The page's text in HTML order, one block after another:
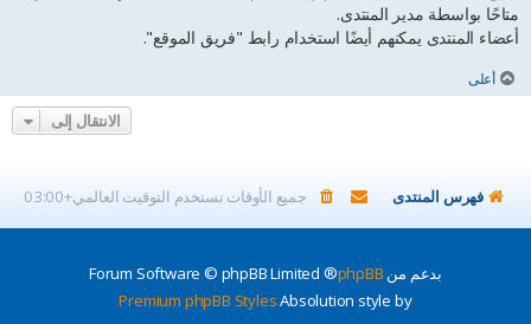
متاحًا بواسطة مدير المنتدى.
أعضاء المنتدى يمكنهم أيضًا استخدام رابط "فريق الموقع".
أعلى
الانتقال إلى
فهرس المنتدى جميع الأوقات تستخدم التوقيت العالمي+03:00
بدعم من phpBB
® Forum Software © phpBB Limited
Absolution style by
Premium phpBB Styles